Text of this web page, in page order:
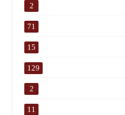
2
71
15
129
2
11